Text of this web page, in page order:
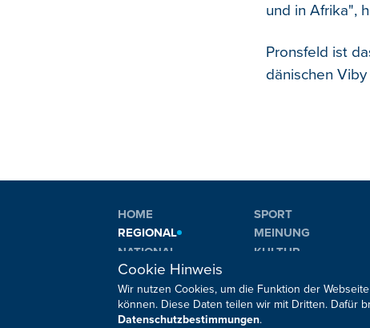
und in Afrika",
Pronsfeld ist
dänischen
HOME
REGIONAL
NATIONAL
INTERNATIONAL
SPORT
MEINUNG
KULTUR
Cookie Hinweis
Wir nutzen Cookies, um die Funktion der
können. Diese Daten teilen wir mit Dritten. Dafür
Datenschutzbestimmungen.